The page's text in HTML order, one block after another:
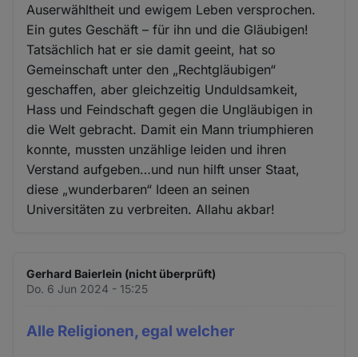
Auserwähltheit und ewigem Leben versprochen.
Ein gutes Geschäft – für ihn und die Gläubigen!
Tatsächlich hat er sie damit geeint, hat so
Gemeinschaft unter den „Rechtgläubigen“
geschaffen, aber gleichzeitig Unduldsamkeit,
Hass und Feindschaft gegen die Ungläubigen in
die Welt gebracht. Damit ein Mann triumphieren
konnte, mussten unzählige leiden und ihren
Verstand aufgeben…und nun hilft unser Staat,
diese „wunderbaren“ Ideen an seinen
Universitäten zu verbreiten. Allahu akbar!
Gerhard Baierlein (nicht überprüft)
Do. 6 Jun 2024 - 15:25
Alle Religionen, egal welcher